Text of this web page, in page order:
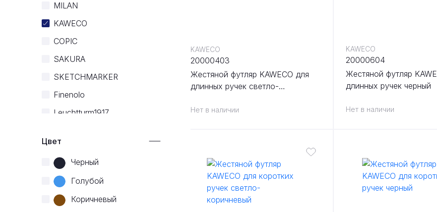
MILAN
KAWECO
COPIC
SAKURA
SKETCHMARKER
Finenolo
Leuchtturm1917
Цвет
Черный
Голубой
Коричневый
Нет в наличии
Жестяной футляр KAWECO для
длинных ручек светло-
KAWECO
20000403
Нет в наличии
Жестяной футляр
длинных ручек черный
KAWECO
20000604